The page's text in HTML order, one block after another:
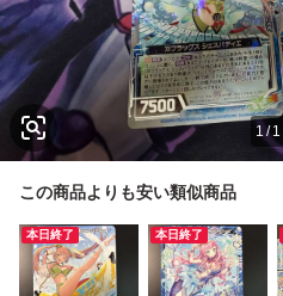
1 /1
この商品よりも安い類似商品
本日終了 本日終了